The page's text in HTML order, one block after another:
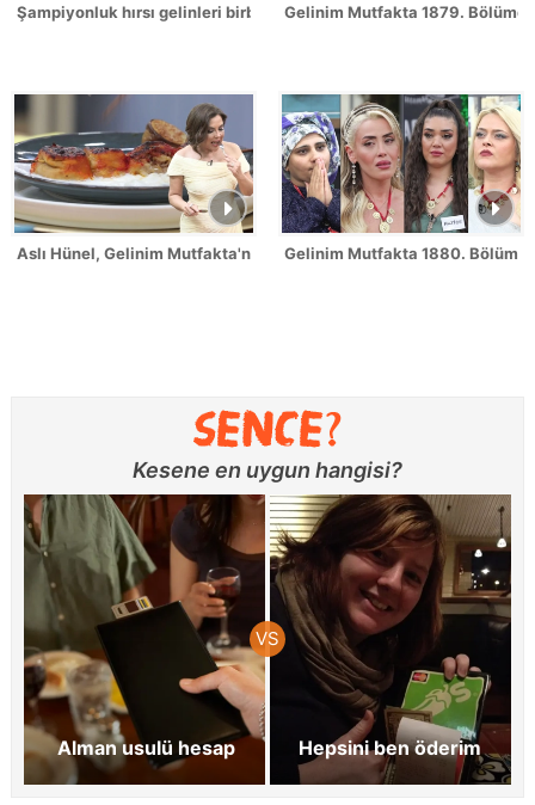
Şampiyonluk hırsı gelinleri birbirine düşürdü!Gelinim Mutfakta 1879.
Aslı Hünel, Gelinim Mutfakta'nın 1879. Bölümünde en yüksek
Gelinim Mutfakta 1880. Bölüm
Kesene en uygun hangisi?
Alman usulü hesap Hepsini ben öderim